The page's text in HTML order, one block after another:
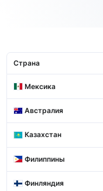
Страна
Мексика
Австралия
Казахстан
Филиппины
Финляндия